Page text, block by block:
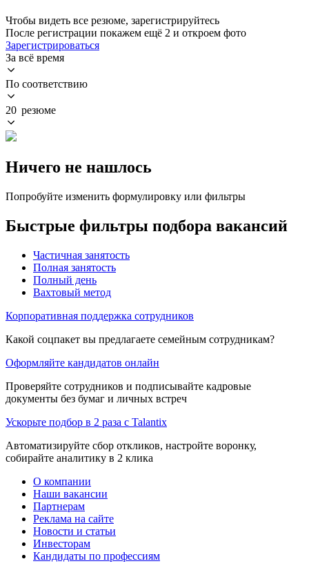
Чтобы видеть все резюме, зарегистрируйтесь
После регистрации покажем ещё 2 и откроем фото
Зарегистрироваться
За всё время
По соответствию
20 резюме
Ничего не нашлось
Попробуйте изменить формулировку или фильтры
Быстрые фильтры подбора вакансий
Частичная занятость
Полная занятость
Полный день
Вахтовый метод
Корпоративная поддержка сотрудников
Какой соцпакет вы предлагаете семейным сотрудникам?
Оформляйте кандидатов онлайн
Проверяйте сотрудников и подписывайте кадровые
документы без бумаг и личных встреч
Ускорьте подбор в 2 раза с Talantix
Автоматизируйте сбор откликов, настройте воронку,
собирайте аналитику в 2 клика
О компании
Наши вакансии
Партнерам
Реклама на сайте
Новости и статьи
Инвесторам
Кандидаты по профессиям